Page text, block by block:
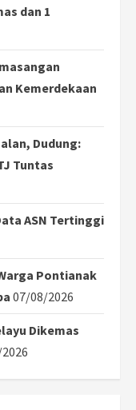
dan 1
Kemerdekaan
Dudung:
Tuntas
ASN Tertinggi
Pontianak
07/08/2026
Dikemas